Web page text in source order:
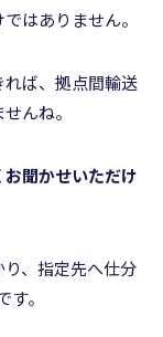
はありません。
ば、拠点間輸送
んね。
聞かせいただけ
、指定先へ仕分
。